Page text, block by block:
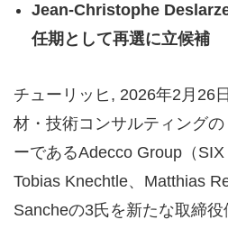
Jean-Christophe
任期として再選に立候補
チューリッヒ , 2026年2月26日
材・技術コンサルティング
ーであるAdecco Group（SIX
Tobias Knechtle、Matthias
Sancheの3氏を新たな取締